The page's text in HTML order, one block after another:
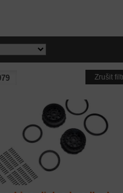
Zrušit